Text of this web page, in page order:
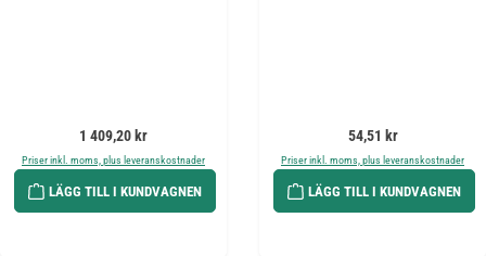
Ordinarie pris:
1 409,20 kr
Priser inkl. moms, plus leveranskostnader
LÄGG TILL I KUNDVAGNEN
Ordinarie pris:
54,51 kr
Priser inkl. moms, plus leveranskostnader
LÄGG TILL I KUNDVAGNEN